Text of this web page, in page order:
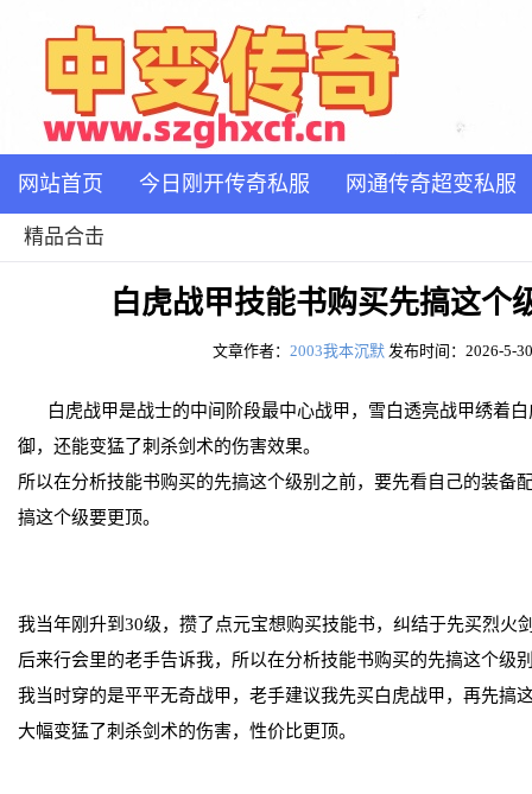
网站首页 今日刚开传奇私服 网通传奇超变私服
精品合击
白虎战甲技能书购买先搞这个
文章作者： 2003我本沉默 发布时间：2026-5-
白虎战甲是战士的中间阶段最中心战甲，雪白透亮战甲绣着
御，还能变猛了刺杀剑术的伤害效果。
所以在分析技能书购买的先搞这个级别之前，要先看自己的装备
搞这个级要更顶。
我当年刚升到30级，攒了点元宝想购买技能书，纠结于先买烈火
后来行会里的老手告诉我，所以在分析技能书购买的先搞这个级
我当时穿的是平平无奇战甲，老手建议我先买白虎战甲，再先搞
大幅变猛了刺杀剑术的伤害，性价比更顶。